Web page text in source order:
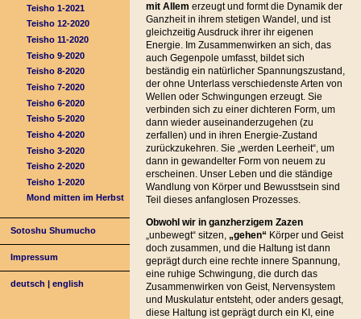
Teisho 1-2021
Teisho 12-2020
Teisho 11-2020
Teisho 9-2020
Teisho 8-2020
Teisho 7-2020
Teisho 6-2020
Teisho 5-2020
Teisho 4-2020
Teisho 3-2020
Teisho 2-2020
Teisho 1-2020
Mond mitten im Herbst
Sotoshu Shumucho
Impressum
deutsch |english
mit Allem erzeugt und formt die Dynamik der
Ganzheit in ihrem stetigen Wandel, und ist
gleichzeitig Ausdruck ihrer ihr eigenen
Energie. Im Zusammenwirken an sich, das
auch Gegenpole umfasst, bildet sich
beständig ein natürlicher Spannungszustand,
der ohne Unterlass verschiedenste Arten von
Wellen oder Schwingungen erzeugt. Sie
verbinden sich zu einer dichteren Form, um
dann wieder auseinanderzugehen (zu
zerfallen) und in ihren Energie-Zustand
zurückzukehren. Sie „werden Leerheit“, um
dann in gewandelter Form von neuem zu
erscheinen. Unser Leben und die ständige
Wandlung von Körper und Bewusstsein sind
Teil dieses anfanglosen Prozesses.
Obwohl wir in ganzherzigem Zazen
„unbewegt“ sitzen, „gehen“ Körper und Geist
doch zusammen, und die Haltung ist dann
geprägt durch eine rechte innere Spannung,
eine ruhige Schwingung, die durch das
Zusammenwirken von Geist, Nervensystem
und Muskulatur entsteht, oder anders gesagt,
diese Haltung ist geprägt durch ein KI, eine